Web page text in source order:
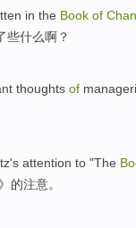
in the Book of
些什么啊？
thoughts of
's attention to "The
的注意。